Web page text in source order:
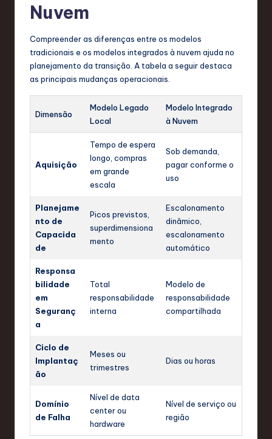
Nuvem
Compreender as diferenças entre os modelos
tradicionais e os modelos integrados à nuvem ajuda no
planejamento da transição. A tabela a seguir destaca
as principais mudanças operacionais.
Dimensão
Modelo Legado
Local
Modelo Integrado
à Nuvem
Aquisição
Tempo de espera
longo, compras
em grande
escala
Sob demanda,
pagar conforme o
uso
Planejame
nto de
Capacida
de
Picos previstos,
superdimensiona
mento
Escalonamento
dinâmico,
escalonamento
automático
Responsa
bilidade
em
Seguranç
a
Total
responsabilidade
interna
Modelo de
responsabilidade
compartilhada
Ciclo de
Implantaç
ão
Meses ou
trimestres
Dias ou horas
Domínio
de Falha
Nível de data
center ou
hardware
Nível de serviço ou
região